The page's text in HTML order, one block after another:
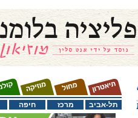
חיפה מרכז תל-אביב